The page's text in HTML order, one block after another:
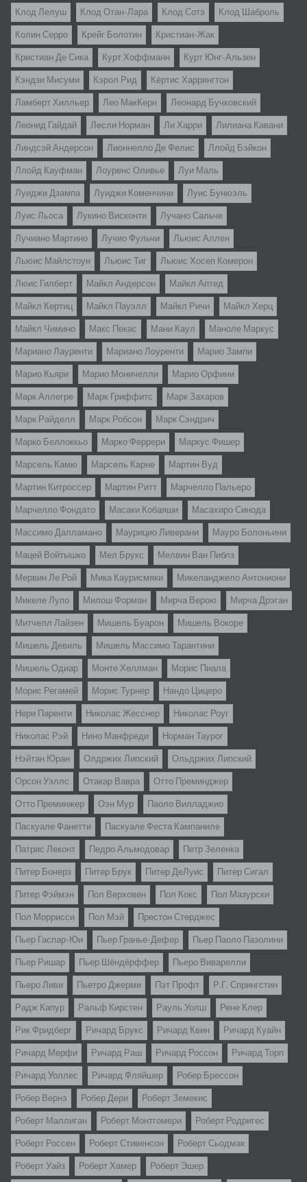
Клод Лелуш Клод Отан-Лара Клод Сотэ Клод Шаброль
Колин Серро Крейг Болотин Кристиан-Жак
Кристиан Де Сика Курт Хоффманн Курт Юнг-Альзен
Кэндзи Мисуми Кэрол Рид Кёртис Харрингтон
Ламберт Хилльер Лео МакКерн Леонард Бучковский
Леонид Гайдай Лесли Норман Ли Харри Лилиана Кавани
Линдсэй Андерсон Лионнелло Де Фелис Ллойд Бэйкон
Ллойд Кауфман Лоуренс Оливье Луи Маль
Луиджи Дзампа Луиджи Коменчини Луис Бунюэль
Луис Льоса Лукино Висконти Лучано Сальче
Лучиано Мартино Лучио Фульчи Льюис Аллен
Льюис Майлстоун Льюис Тиг Льюис Хосеп Комерон
Люис Гилберт Майкл Андерсон Майкл Аптед
Майкл Кертиц Майкл Пауэлл Майкл Ричи Майкл Херц
Майкл Чимино Макс Пекас Мани Каул Маноле Маркус
Мариано Лауренти Мариано Лоуренти Марио Зампи
Марио Кьяри Марио Моничелли Марио Орфини
Марк Аллегре Марк Гриффитс Марк Захаров
Марк Райделл Марк Робсон Марк Сэндрич
Марко Беллоккьо Марко Феррери Маркус Фишер
Марсель Камю Марсель Карне Мартин Вуд
Мартин Китроссер Мартин Ритт Марчелло Пальеро
Марчелло Фондато Масаки Кобаяши Масахиро Синода
Массимо Далламано Маурицио Ливерани Мауро Болоньини
Мацей Войтышко Мел Брукс Мелвин Ван Пиблз
Мервин Ле Рой Мика Каурисмяки Микеланджело Антониони
Микеле Лупо Милош Форман Мирча Верою Мирча Дрэган
Митчелл Лайзен Мишель Буарон Мишель Вокоре
Мишель Девиль Мишель Массимо Тарантини
Мишель Одиар Монте Хеллман Морис Пиала
Морис Регамей Морис Турнер Нандо Цицеро
Нери Паренти Николас Жесснер Николас Роуг
Николас Рэй Нино Манфреди Норман Таурог
Нэйтан Юран Олдржих Липский Ольдржих Липский
Орсон Уэллс Отакар Вавра Отто Преминджер
Отто Преминжер Оэн Мур Паоло Вилладжио
Паскуале Фанетти Паскуале Феста Кампаниле
Патрис Леконт Педро Альмодовар Петр Зеленка
Питер Бонерз Питер Брук Питер ДеЛуис Питер Сигал
Питер Фэймэн Пол Верховен Пол Кокс Пол Мазурски
Пол Моррисси Пол Мэй Престон Стерджес
Пьер Гаспар-Юи Пьер Гранье-Дефер Пьер Паоло Пазолини
Пьер Ришар Пьер Шёндёрффер Пьеро Виварелли
Пьеро Ливи Пьетро Джерми Пэт Профт Р.Г. Спрингстин
Радж Капур Ральф Кирстен Рауль Уолш Рене Клер
Рик Фридберг Ричард Брукс Ричард Квин Ричард Куайн
Ричард Мерфи Ричард Раш Ричард Россон Ричард Торп
Ричард Уоллес Ричард Фляйшер Робер Брессон
Робер Вернэ Робер Дери Роберт Земекис
Роберт Маллиган Роберт Монтгомери Роберт Родригес
Роберт Россен Роберт Стивенсон Роберт Сьодмак
Роберт Уайз Роберт Хамер Роберт Эшер